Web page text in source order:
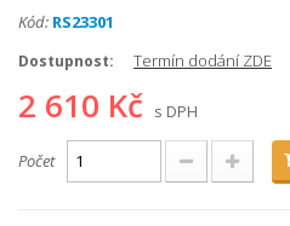
Kód: RS23301
Dostupnost: Termín dodání ZDE
2 610 Kč s DPH
Počet